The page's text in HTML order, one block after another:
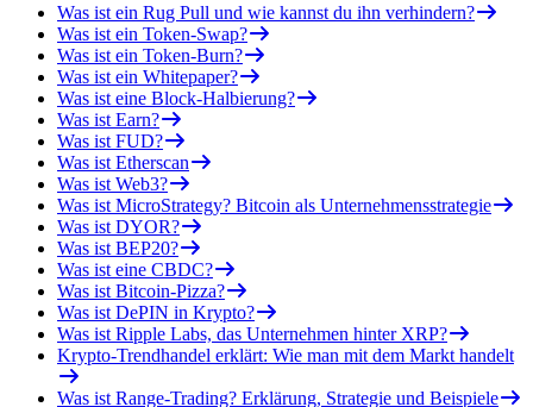
Was ist ein Rug Pull und wie kannst du ihn verhindern?
Was ist ein Token-Swap?
Was ist ein Token-Burn?
Was ist ein Whitepaper?
Was ist eine Block-Halbierung?
Was ist Earn?
Was ist FUD?
Was ist Etherscan
Was ist Web3?
Was ist MicroStrategy? Bitcoin als Unternehmensstrategie
Was ist DYOR?
Was ist BEP20?
Was ist eine CBDC?
Was ist Bitcoin-Pizza?
Was ist DePIN in Krypto?
Was ist Ripple Labs, das Unternehmen hinter XRP?
Krypto-Trendhandel erklärt: Wie man mit dem Markt handelt
Was ist Range-Trading? Erklärung, Strategie und Beispiele